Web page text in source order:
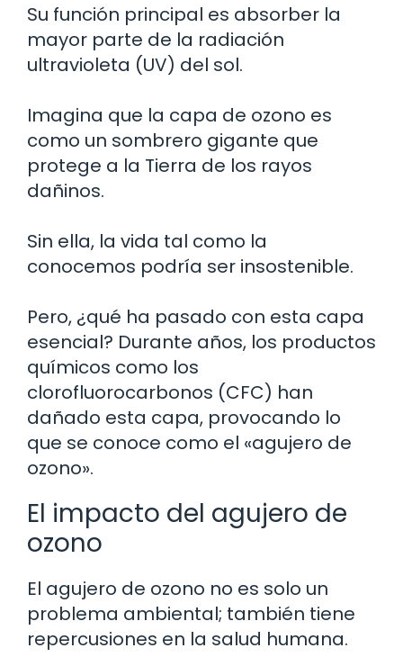
Su función principal es absorber la
mayor parte de la radiación
ultravioleta (UV) del sol.
Imagina que la capa de ozono es
como un sombrero gigante que
protege a la Tierra de los rayos
dañinos.
Sin ella, la vida tal como la
conocemos podría ser insostenible.
Pero, ¿qué ha pasado con esta capa
esencial? Durante años, los productos
químicos como los
clorofluorocarbonos (CFC) han
dañado esta capa, provocando lo
que se conoce como el «agujero de
ozono».
El impacto del agujero de
ozono
El agujero de ozono no es solo un
problema ambiental; también tiene
repercusiones en la salud humana.